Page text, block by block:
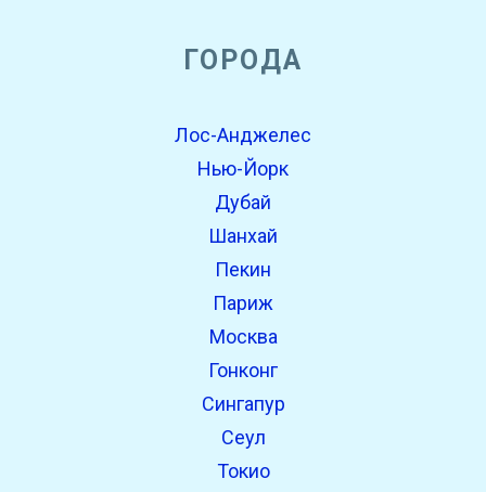
ГОРОДА
Лос-Анджелес
Нью-Йорк
Дубай
Шанхай
Пекин
Париж
Москва
Гонконг
Сингапур
Сеул
Токио